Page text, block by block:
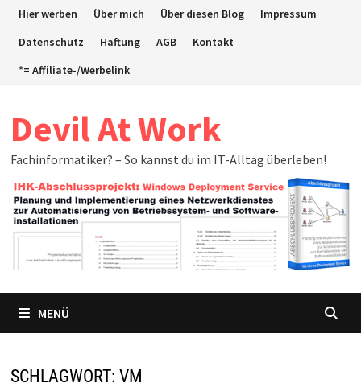
ZumHier werben Über mich Über diesen Blog
Impressum
Datenschutz
Haftung AGB
Kontakt
*= Affiliate-/Werbelink
Devil At Work
Fachinformatiker? – So kannst du im IT-Alltag überleben!
MENÜ
SCHLAGWORT: VM